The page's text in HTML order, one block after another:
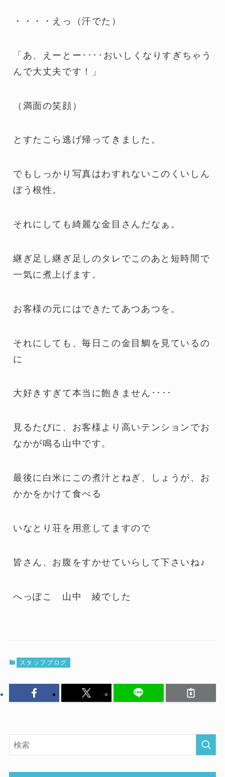
・・・・えっ（汗でた）
「あ、えーとー････おいしくなりすぎちゃう
んで大丈夫です！」
（満面の笑顔）
とすたこら逃げ帰ってきました。
でもしっかり写真はわすれないこのくいしん
ぼう根性。
それにしても綺麗な金目さんだなぁ。
継ぎ足し継ぎ足しのタレでこのあと短時間で
一気に煮上げます。
お客様の元にはできたてあつあつを。
それにしても、毎日この金目鯛を見ているの
に
大好きすぎて本当に飽きません････
見るたびに、お客様より高いテンションでお
なかが鳴る山中です。
最後に白米にこの煮汁とねぎ、しょうが、お
かかをかけて食べる
いなとり荘を用意してますので
皆さん、お腹をすかせていらして下さいね♪
へっぽこ 山中 綾でした
スタッフブログ